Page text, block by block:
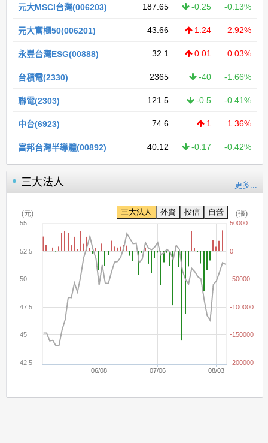
元大MSCI台灣(006203) 187.65 -0.25 -0.13%
元大富櫃50(006201) 43.66 1.24 2.92%
永豐台灣ESG(00888) 32.1 0.01 0.03%
台積電(2330) 2365 -40 -1.66%
聯電(2303) 121.5 -0.5 -0.41%
中台(6923) 74.6 1 1.36%
富邦台灣半導體(00892) 40.12 -0.17 -0.42%
三大法人 更多...